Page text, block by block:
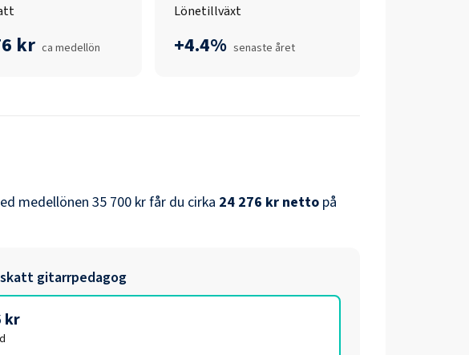
kr ca medellön
Lönetillväxt
+4.4% senaste året
medellönen 35 700 krfår du cirka 24 276 kr netto på
gitarrpedagog
kr